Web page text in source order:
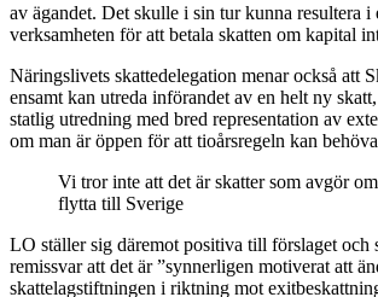
av ägandet. Det skulle i sin tur kunna resultera i
verksamheten för att betala skatten om kapital
Näringslivets skattedelegation menar också att
ensamt kan utreda införandet av en helt ny
statlig utredning med bred representation av
om man är öppen för att tioårsregeln kan
Vi tror inte att det är skatter som avgör
flytta till Sverige
LO ställer sig däremot positiva till förslaget och
remissvar att det är ”synnerligen motiverat att
skattelagstiftningen i riktning mot